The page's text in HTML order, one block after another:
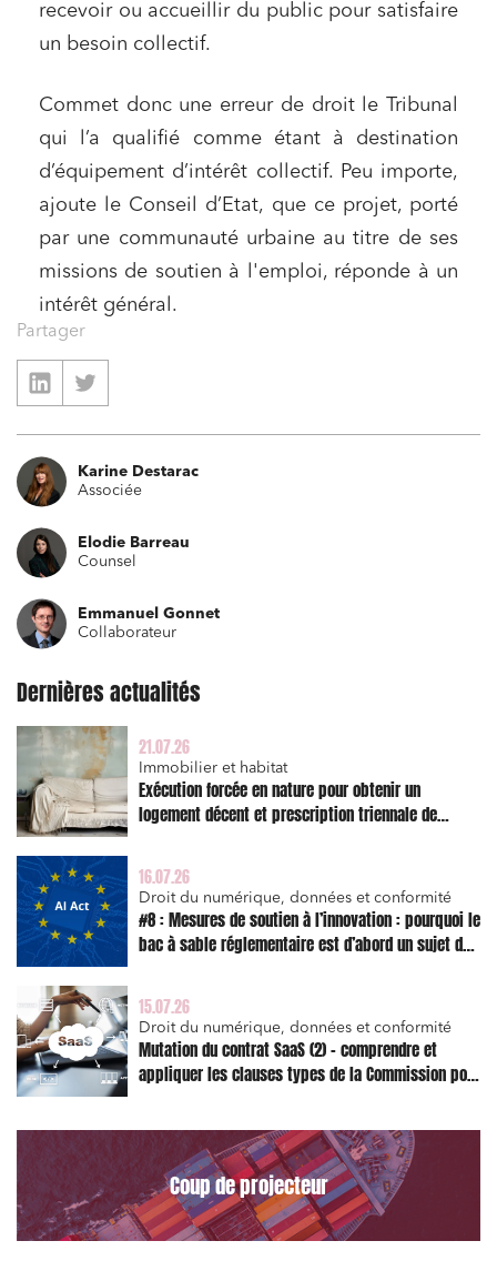
recevoir ou accueillir du public pour satisfaire
un besoin collectif.
Commet donc une erreur de droit le Tribunal
qui l’a qualifié comme étant à destination
d’équipement d’intérêt collectif. Peu importe,
ajoute le Conseil d’Etat, que ce projet, porté
par une communauté urbaine au titre de ses
missions de soutien à l'emploi, réponde à un
intérêt général.
Partager
Karine Destarac
Associée
Elodie Barreau
Counsel
Emmanuel Gonnet
Collaborateur
Dernières actualités
21.07.26
Immobilier et habitat
Exécution forcée en nature pour obtenir un
logement décent et prescription triennale de
16.07.26
Droit du numérique, données et conformité
#8 : Mesures de soutien à l’innovation : pourquoi le
bac à sable réglementaire est d’abord un sujet de
15.07.26
Droit du numérique, données et conformité
Mutation du contrat SaaS (2) – comprendre et
appliquer les clauses types de la Commission pour
Coup de projecteur
Relations commerciales et contrats
Associations et acteurs de l’économie sociale et
solidaire
Media et édition
Immobilier et habitat
Entreprises du numérique
Établissements financiers
Mobilité et transport
Droit du numérique, données et conformité
Relations sociales et droit du travail
Services publics et collectivités
Commande publique
Projets immobiliers
Environnement